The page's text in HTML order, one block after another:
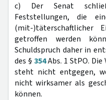
c) Der Senat
Feststellungen, die
(mit-)täterschaftlicher
getroffen werden
Schuldspruch daher in
des § 354Abs. 1 StPO. Die
steht nicht entgegen,
nicht wirksamer als
können.